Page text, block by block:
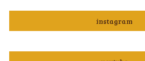
instagram